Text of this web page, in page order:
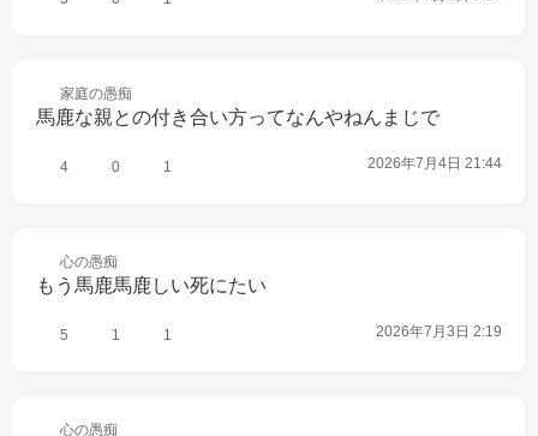
家庭の愚痴
馬鹿な親との付き合い方ってなんやねんまじで
4 0 1 2026年7月4日 21:44
心の愚痴
もう馬鹿馬鹿しい死にたい
5 1 1 2026年7月3日 2:19
心の愚痴